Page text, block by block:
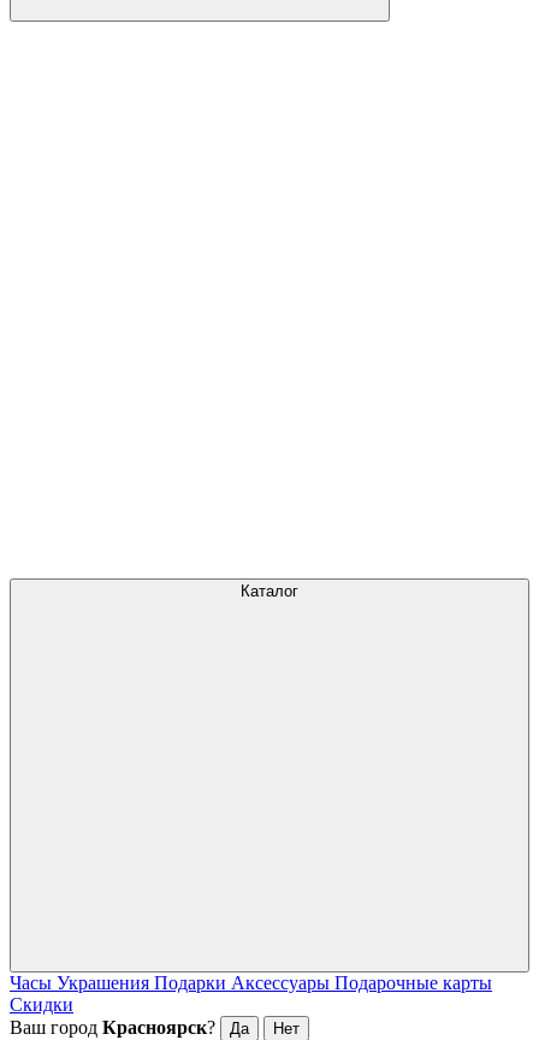
Каталог
Часы Украшения Подарки Аксессуары Подарочные карты
Скидки
Ваш город Красноярск? Да Нет